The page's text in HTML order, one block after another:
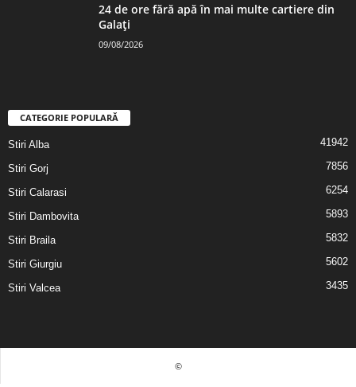
24 de ore fără apă în mai multe cartiere din
Galați
09/08/2026
CATEGORIE POPULARĂ
Stiri Alba 41942
Stiri Gorj 7856
Stiri Calarasi 6254
Stiri Dambovita 5893
Stiri Braila 5832
Stiri Giurgiu 5602
Stiri Valcea 3435
©